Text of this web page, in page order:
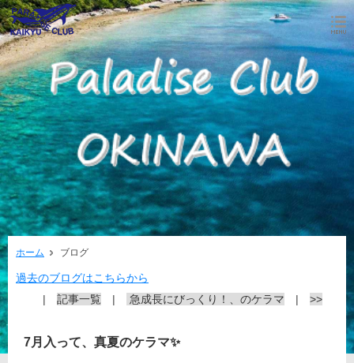
ホーム ブログ
過去のブログはこちらから
| 記事一覧 | 急成長にびっくり！、のケラマ | >>
7月入って、真夏のケラマ✨